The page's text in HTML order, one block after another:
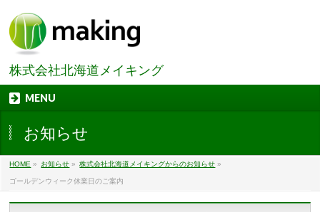
株式会社北海道メイキング
MENU
お知らせ
HOME » お知らせ » 株式会社北海道メイキングからのお知らせ »
ゴールデンウィーク休業日のご案内